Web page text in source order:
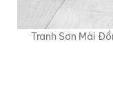
Tranh Sơn Mài